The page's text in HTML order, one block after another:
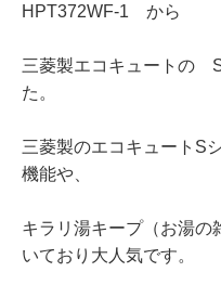
HPT372WF-1 から
三菱製エコキュートの
た。
三菱製のエコキュートS
機能や、
キラリ湯キープ（お湯の
いており大人気です。